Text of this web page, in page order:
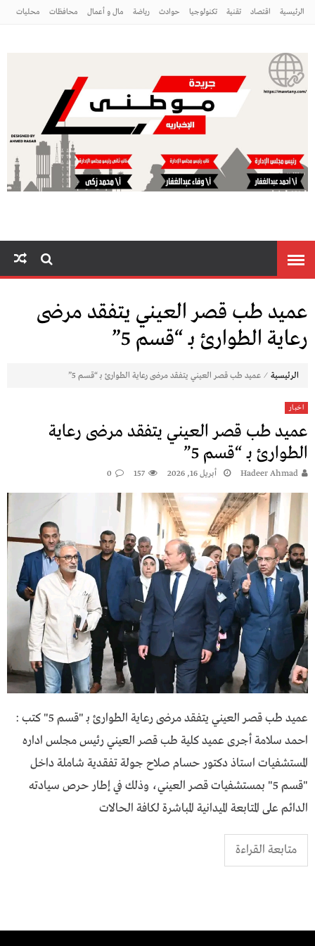
الرئيسية اقتصاد تقنية تكنولوجيا حوادث رياضة مال و أعمال محافظات محليات
عميد طب قصر العيني يتفقد مرضى
رعاية الطوارئ بـ “قسم 5”
الرئيسية ⁄ عميد طب قصر العيني يتفقد مرضى رعاية الطوارئ بـ “قسم 5”
اخبار
عميد طب قصر العيني يتفقد مرضى رعاية
الطوارئ بـ “قسم 5”
Hadeer Ahmad أبريل 16, 2026 157
0
عميد طب قصر العيني يتفقد مرضى رعاية الطوارئ بـ "قسم 5" كتب :
احمد سلامة أجرى عميد كلية طب قصر العيني رئيس مجلس اداره
المستشفيات استاذ دكتور حسام صلاح جولة تفقدية شاملة داخل
"قسم 5" بمستشفيات قصر العيني، وذلك في إطار حرص سيادته
الدائم على المتابعة الميدانية المباشرة لكافة الحالات
متابعة القراءة